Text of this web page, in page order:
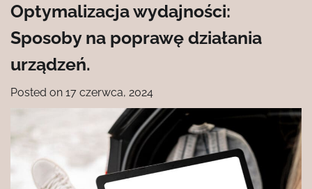
Optymalizacja wydajności:
Sposoby na poprawę działania
urządzeń.
Posted on 17 czerwca, 2024